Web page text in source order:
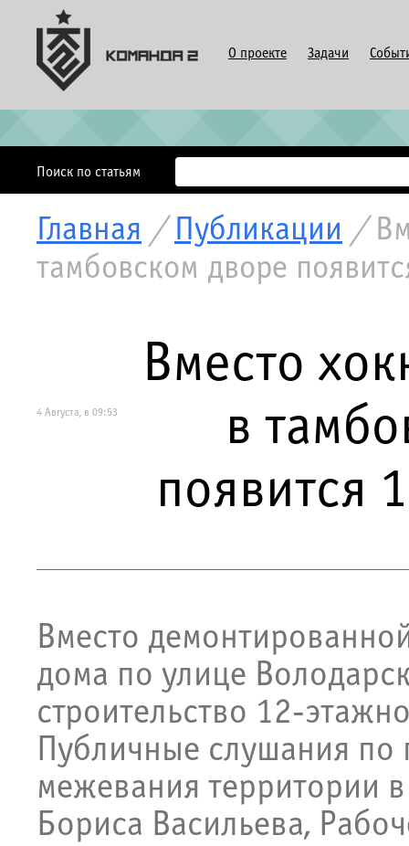
О проекте Задачи
Поиск по статьям
Главная / Публикации /
тамбовском дворе
4 Августа, в 09:53
Вместо
в
появится
Вместо
дома по улице
строительство 12-
Публичные слушания
межевания территории
Бориса Васильева,